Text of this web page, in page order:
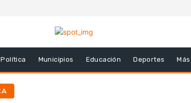
Política Municipios Educación Deportes Más